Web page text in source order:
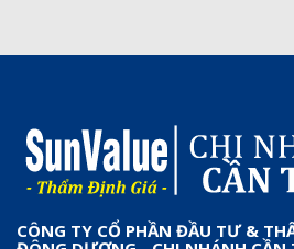
CÔNG TY CỔ PHẦN ĐẦU TƯ &